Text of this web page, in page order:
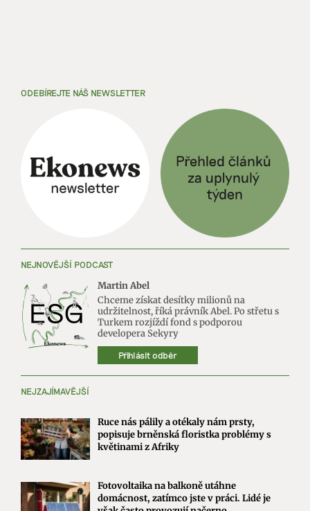
ODEBÍREJTE NÁŠ NEWSLETTER
NEJNOVĚJŠÍ PODCAST
Martin Abel
Chceme získat desítky milionů na
udržitelnost, říká právník Abel. Po střetu s
Turkem rozjíždí fond s podporou
developera Sekyry
Přihlásit odběr
NEJZAJÍMAVĚJŠÍ
Ruce nás pálily a otékaly nám prsty,
popisuje brněnská floristka problémy s
květinami z Afriky
Fotovoltaika na balkoně utáhne
domácnost, zatímco jste v práci. Lidé je